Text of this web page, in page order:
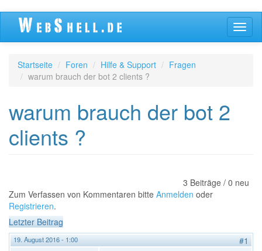
Direkt
Inhalt
Startseite Foren Hilfe & Support
Fragen
warum brauch der bot 2 clients ?
warum brauch der bot 2
clients ?
3 Beiträge / 0 neu
Zum Verfassen von Kommentaren bitte Anmelden oder
Registrieren.
Letzter Beitrag
19. August 2016 - 1:00
#1